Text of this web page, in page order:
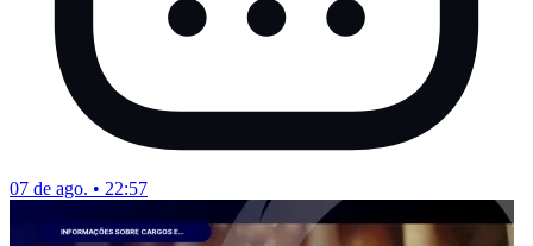
07 de ago. • 22:57